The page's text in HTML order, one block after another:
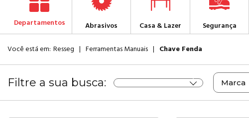
Departamentos Abrasivos Casa & Lazer Segurança
Você está em: Resseg Ferramentas Manuais Chave Fenda
Filtre a sua busca: Marca